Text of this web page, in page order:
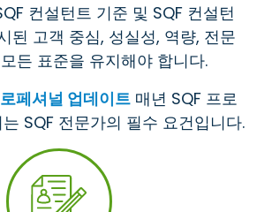
컨설턴트 기준 및 SQF 컨설턴
된 고객 중심, 성실성, 역량, 전문
든 표준을 유지해야 합니다.
페셔널 업데이트 매년 SQF 프로
SQF 전문가의 필수 요건입니다.